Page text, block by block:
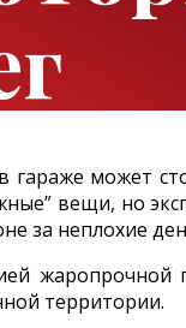
может
вещи, но
за неплохие
территории.